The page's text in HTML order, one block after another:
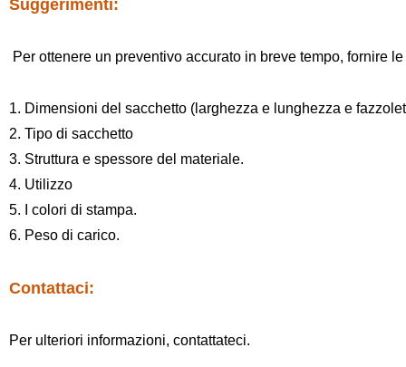
Suggerimenti:
Per ottenere un preventivo accurato in breve tempo, fornire
1. Dimensioni del sacchetto (larghezza e lunghezza e
2. Tipo di sacchetto
3. Struttura e spessore del materiale.
4. Utilizzo
5. I colori di stampa.
6. Peso di carico.
Contattaci:
Per ulteriori informazioni, contattateci.